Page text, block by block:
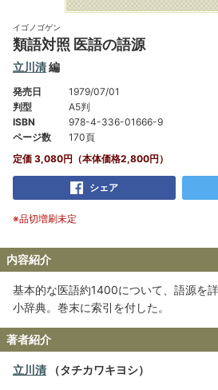
イゴノゴゲン
類語対照 医語の語源
立川清編
発売日
1979/07/01
判型
A5判
ISBN
978-4-336-01666-9
ページ数
170頁
定価 3,080円（本体価格2,800円）
シェア
※品切増刷未定
内容紹介
基本的な医語約1400について、語源を
小辞典。巻末に索引を付した。
著者紹介
立川清 （タチカワキヨシ）